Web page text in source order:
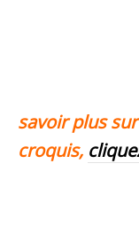
savoir plus
croquis,